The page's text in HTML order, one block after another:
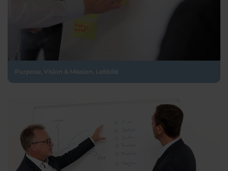
Purpose, Vision & Mission, Leitbild